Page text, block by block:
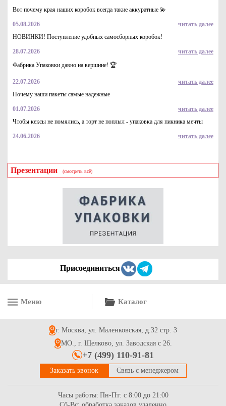
Крышка пластиковая для одноразового стакана, 90мм зеленая
3.3 Купить
Стаканчики бумажные однослойные для горячих напитков
250мл, черный
Крышка пластиковая с питейником для одноразового стакана,
Вот почему края наших коробок всегда такие аккуратные 💫
05.08.2026
читать далее
НОВИНКИ! Поступление удобных самосборных коробок!
28.07.2026
читать далее
Фабрика Упаковки давно на вершине! 🏆
22.07.2026
читать далее
Почему наши пакеты самые надежные
01.07.2026
читать далее
Чтобы кексы не помялись, а торт не поплыл - упаковка для пикника мечты
24.06.2026 читать далее
Презентации (смотреть всё)
Присоединиться
Меню Каталог
г. Москва, ул. Маленковская, д.32 стр. 3
МО., г. Щелково, ул. Заводская с 26.
+7 (499) 110-91-81
Заказать звонок Связь с менеджером
Часы работы: Пн-Пт: с 8:00 до 21:00